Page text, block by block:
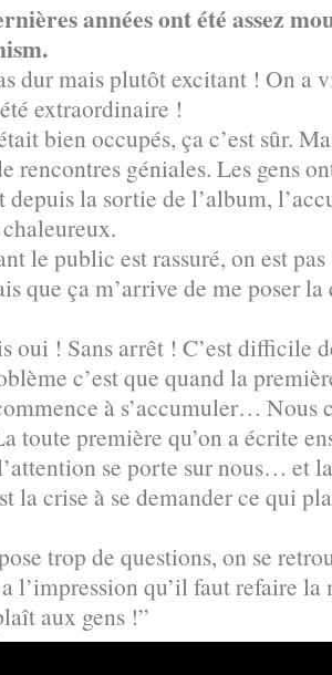
années ont été assez
dur mais plutôt excitant ! On a
extraordinaire !
bien occupés, ça c’est sûr.
rencontres géniales. Les gens
depuis la sortie de l’album,
le public est rassuré, on est
que ça m’arrive de me poser
oui ! Sans arrêt ! C’est difficile
c’est que quand la
à s’accumuler… Nous
toute première qu’on a écrite
se porte sur nous… et
la crise à se demander ce qui
trop de questions, on se
l’impression qu’il faut refaire
aux gens !”